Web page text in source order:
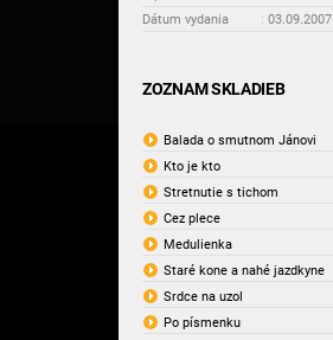
Dátum vydania
: 03.09.2007
ZOZNAM SKLADIEB
Balada o smutnom Jánovi
Kto je kto
Stretnutie s tichom
Cez plece
Medulienka
Staré kone a nahé jazdkyne
Srdce na uzol
Po písmenku